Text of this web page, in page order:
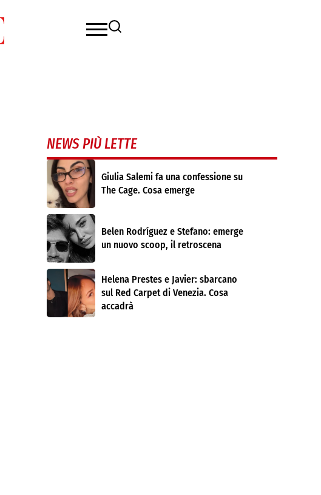
NEWS PIÙ LETTE
Giulia Salemi fa una confessione su
The Cage. Cosa emerge
Belen Rodríguez e Stefano: emerge
un nuovo scoop, il retroscena
Helena Prestes e Javier: sbarcano
sul Red Carpet di Venezia. Cosa
accadrà